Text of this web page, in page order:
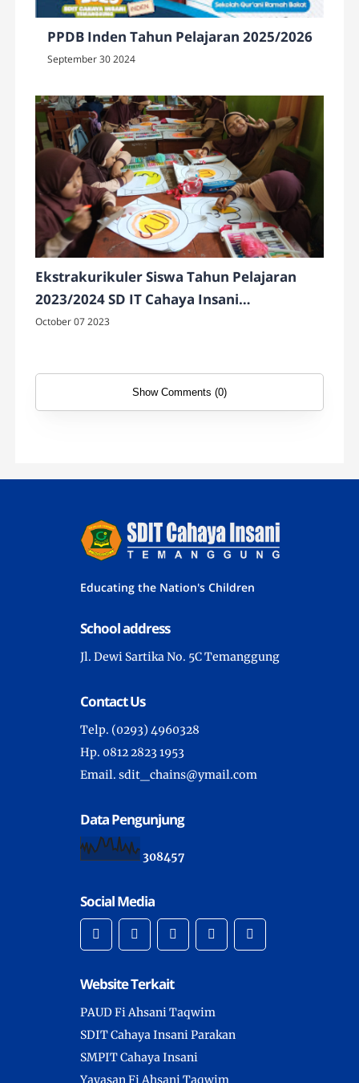
PPDB Inden Tahun Pelajaran 2025/2026
September 30 2024
Ekstrakurikuler Siswa Tahun Pelajaran
2023/2024 SD IT Cahaya Insani
Temanggung
October 07 2023
Show Comments (0)
Educating the Nation's Children
School address
Jl. Dewi Sartika No. 5C Temanggung
Contact Us
Telp. (0293) 4960328
Hp. 0812 2823 1953
Email. sdit_chains@ymail.com
Data Pengunjung
308457
Social Media
Website Terkait
PAUD Fi Ahsani Taqwim
SDIT Cahaya Insani Parakan
SMPIT Cahaya Insani
Yayasan Fi Ahsani Taqwim